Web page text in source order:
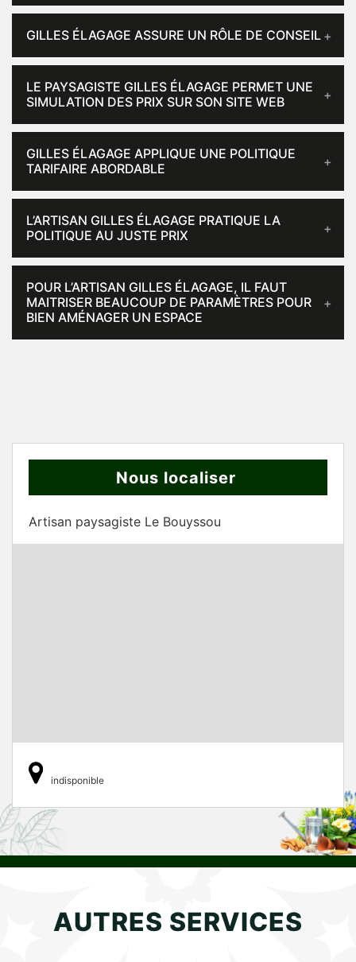
GILLES ÉLAGAGE ASSURE UN RÔLE DE CONSEIL
LE PAYSAGISTE GILLES ÉLAGAGE PERMET UNE
SIMULATION DES PRIX SUR SON SITE WEB
GILLES ÉLAGAGE APPLIQUE UNE POLITIQUE
TARIFAIRE ABORDABLE
L’ARTISAN GILLES ÉLAGAGE PRATIQUE LA
POLITIQUE AU JUSTE PRIX
POUR L’ARTISAN GILLES ÉLAGAGE, IL FAUT
MAITRISER BEAUCOUP DE PARAMÈTRES POUR
BIEN AMÉNAGER UN ESPACE
Nous localiser
Artisan paysagiste Le Bouyssou
indisponible
AUTRES SERVICES